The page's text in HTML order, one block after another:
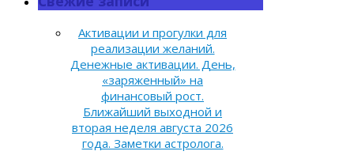
Активации и прогулки для
реализации желаний.
Денежные активации. День,
«заряженный» на
финансовый рост.
Ближайший выходной и
вторая неделя августа 2026
года. Заметки астролога.